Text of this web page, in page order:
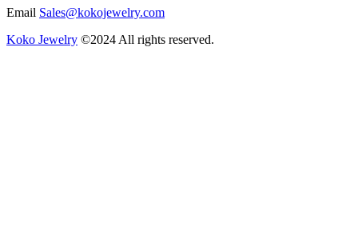
Email Sales@kokojewelry.com
Koko Jewelry ©2024 All rights reserved.